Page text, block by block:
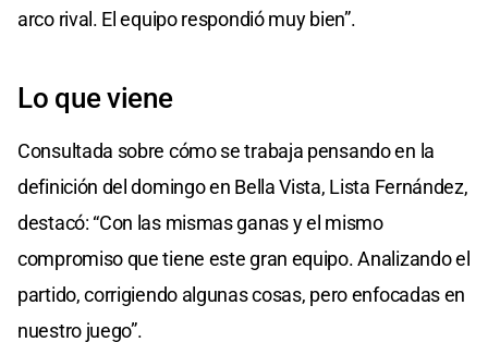
arco rival. El equipo respondió muy bien”.
Lo que viene
Consultada sobre cómo se trabaja pensando en la
definición del domingo en Bella Vista, Lista Fernández,
destacó: “Con las mismas ganas y el mismo
compromiso que tiene este gran equipo. Analizando el
partido, corrigiendo algunas cosas, pero enfocadas en
nuestro juego”.